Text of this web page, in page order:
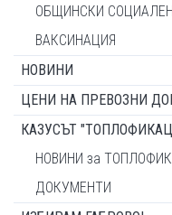
ОБЩИНСКИ
ВАКСИНАЦИЯ
НОВИНИ
ЦЕНИ НА ПРЕВОЗНИ
КАЗУСЪТ
НОВИНИ за
ДОКУМЕНТИ